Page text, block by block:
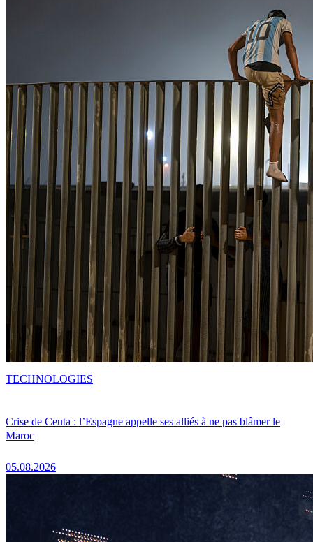
Crise de Ceuta : l’Espagne appelle ses alliés à ne pas blâmer le
Maroc
05.08.2026
TECHNOLOGIES